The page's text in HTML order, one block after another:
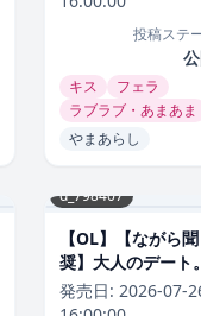
投稿ステ
キス
フェラ
ラブラブ・あまあま
やまあらし
d_798407
【OL】【ながら
奨】大人のデート
飯が先か、ホテル
か。【官能小説朗
発売日: 2026-07-